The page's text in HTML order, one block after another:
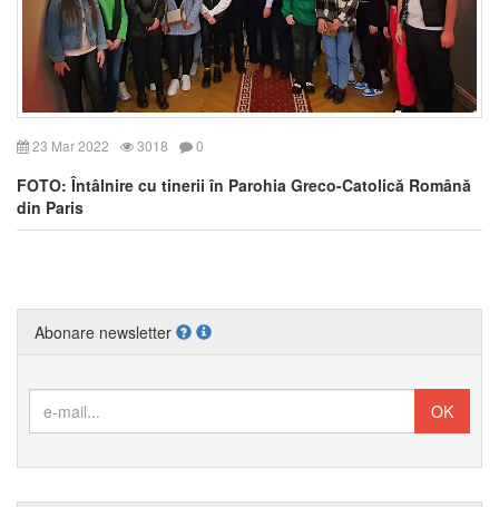
23 Mar 2022 3018 0
FOTO: Întâlnire cu tinerii în Parohia Greco-Catolică Română
din Paris
Abonare newsletter